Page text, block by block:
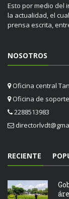
Esto por medio del
la actualidad, el
prensa escrita,
NOSOTROS
Oficina central
Oficina de
2288513983
RECIENTE